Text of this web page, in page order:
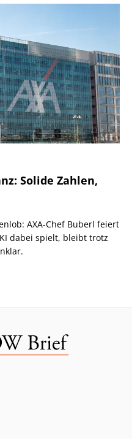
Solide Zahlen,
AXA-Chef Buberl feiert
dabei spielt, bleibt trotz